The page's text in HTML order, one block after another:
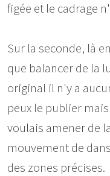
figée et le cadrage
Sur la seconde, là
que balancer de la
original il n'y a
peux le publier
voulais amener de
mouvement de
des zones précises.